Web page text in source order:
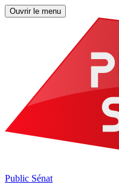
Ouvrir le menu
Public Sénat